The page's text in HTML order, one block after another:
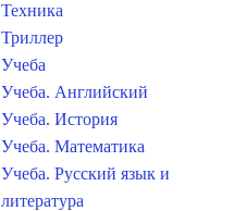
Техника
Триллер
Учеба
Учеба. Английский
Учеба. История
Учеба. Математика
Учеба. Русский язык и
литература